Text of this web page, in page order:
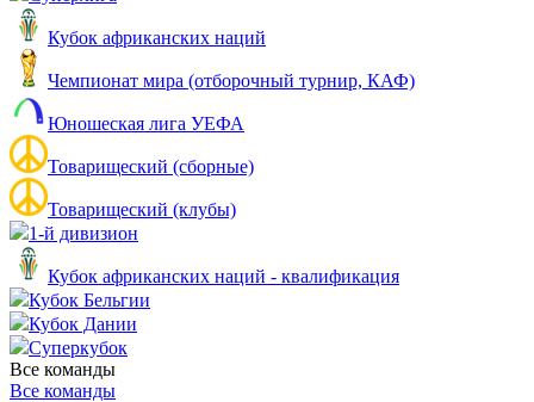
Кубок африканских наций
Чемпионат мира (отборочный турнир, КАФ)
Юношеская лига УЕФА
Товарищеский (сборные)
Товарищеский (клубы)
1-й дивизион
Кубок африканских наций - квалификация
Кубок Бельгии
Кубок Дании
Суперкубок
Все команды
Все команды